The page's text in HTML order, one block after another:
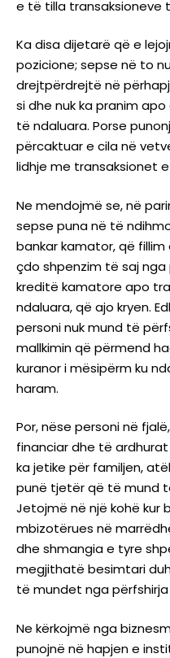
e të tilla transaksioneve
Ka disa dijetarë që e
pozicione; sepse në to
drejtpërdrejtë në
si dhe nuk ka pranim
të ndaluara. Porse
përcaktuar e cila në
lidhje me transaksionet
Ne mendojmë se, në
sepse puna në të
bankar kamator, që
çdo shpenzim të saj
kreditë kamatore apo
ndaluara, që ajo kryen.
personi nuk mund të
mallkimin që përmend
kuranor i mësipërm ku
haram.
Por, nëse personi në
financiar dhe të
ka jetike për familjen,
punë tjetër që të mund
Jetojmë në një kohë kur
mbizotërues në
dhe shmangia e tyre
megjithatë besimtari
të mundet nga
Ne kërkojmë nga
punojnë në hapjen e